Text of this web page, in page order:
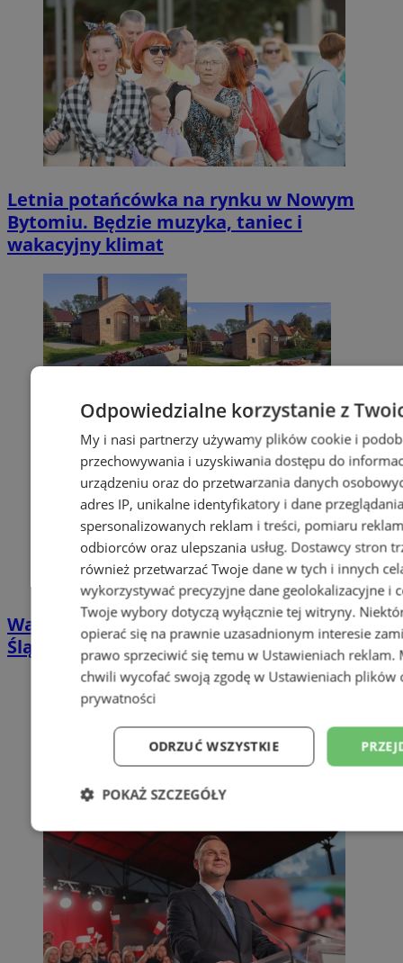
Letnia potańcówka na rynku w Nowym
Bytomiu. Będzie muzyka, taniec i
wakacyjny klimat
Wakacyjny piknik przy piekaroku w Rudzie
Śląskiej. Śląskie smaki i atrakcje dla rodzin
Odpowiedzialne korzystanie z
My i nasi partnerzy używamy plików cookie i
przechowywania i uzyskiwania dostępu do
urządzeniu oraz do przetwarzania danych
adres IP, unikalne identyfikatory i dane
spersonalizowanych reklam i treści, pomiaru
odbiorców oraz ulepszania usług. Dostawcy stron
również przetwarzać Twoje dane w tych i innych
wykorzystywać precyzyjne dane geolokalizacyjne i
Twoje wybory dotyczą wyłącznie tej witryny.
opierać się na prawnie uzasadnionym interesie
prawo sprzeciwić się temu w Ustawieniach reklam.
chwili wycofać swoją zgodę w Ustawieniach plików
prywatności
ODRZUĆ WSZYSTKIE
POKAŻ SZCZEGÓŁY
Niezbędne Wydajność
Niesklasyfikowane